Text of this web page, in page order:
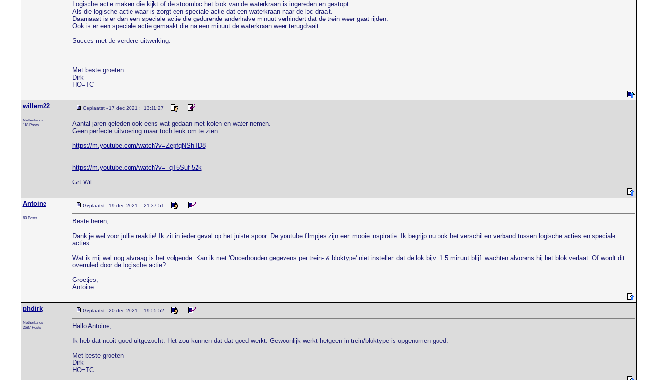
Logische actie maken die kijkt of de stoomloc het blok van de waterkraan is ingereden en gestopt.
Als die logische actie waar is zorgt een speciale actie dat een waterkraan naar de loc draait.
Daarnaast is er dan een speciale actie die gedurende anderhalve minuut verhindert dat de trein weer gaat rijden.
Ook is er een speciale actie gemaakt die na een minuut de waterkraan weer terugdraait.
Succes met de verdere uitwerking.
Met beste groeten
Dirk
HO=TC
willem22
Netherlands
118 Posts
Geplaatst - 17 dec 2021 : 13:11:27
Aantal jaren geleden ook eens wat gedaan met kolen en water nemen.
Geen perfecte uitvoering maar toch leuk om te zien.
https://m.youtube.com/watch?v=ZepfqNShTD8
https://m.youtube.com/watch?v=_qT5Suf-52k
Grt.Wil.
Antoine
60 Posts
Geplaatst - 19 dec 2021 : 21:37:51
Beste heren,
Dank je wel voor jullie reaktie! Ik zit in ieder geval op het juiste spoor. De youtube filmpjes zijn een mooie inspiratie. Ik begrijp nu ook het verschil en verband tussen logische acties en speciale
acties.
Wat ik mij wel nog afvraag is het volgende: Kan ik met 'Onderhouden gegevens per trein- & bloktype' niet instellen dat de lok bijv. 1.5 minuut blijft wachten alvorens hij het blok verlaat. Of wordt dit
overruled door de logische actie?
Groetjes,
Antoine
phdirk
Netherlands
2687 Posts
Geplaatst - 20 dec 2021 : 19:55:52
Hallo Antoine,
Ik heb dat nooit goed uitgezocht. Het zou kunnen dat dat goed werkt. Gewoonlijk werkt hetgeen in trein/bloktype is opgenomen goed.
Met beste groeten
Dirk
HO=TC